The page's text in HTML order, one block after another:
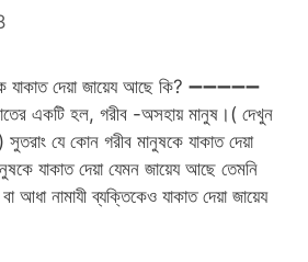
যাকাত দেয়া জায়েয আছে কি? ➖➖➖➖➖
একটি হল, গরীব -অসহায় মানুষ।( দেখুন
যে কোন গরীব মানুষকে যাকাত দেয়া
যাকাত দেয়া যেমন জায়েয আছে তেমনি
আধা নামাযী ব্যক্তিকেও যাকাত দেয়া জায়েয